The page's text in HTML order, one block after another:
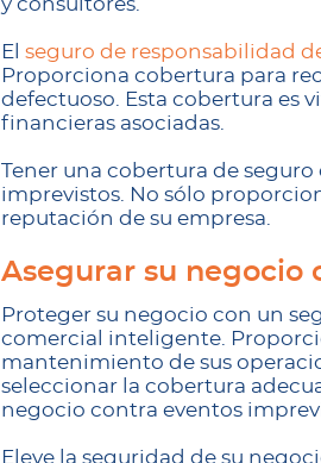
El seguro de responsabilidad
Proporciona cobertura para
defectuoso. Esta cobertura es
financieras asociadas.
Tener una cobertura de
imprevistos. No sólo
reputación de su empresa.
Asegurar su negocio
Proteger su negocio con un
comercial inteligente.
mantenimiento de sus
seleccionar la cobertura
negocio contra eventos
Eleve la seguridad de su